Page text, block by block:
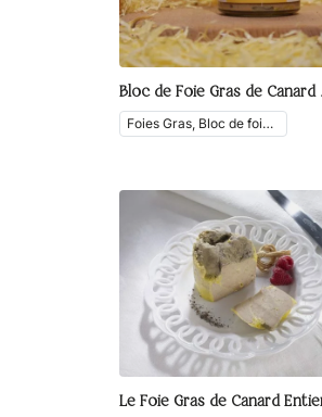
Bloc de
Foies Gras, Bloc de foie gras, En Vedette
Le Foie Gras de Canard